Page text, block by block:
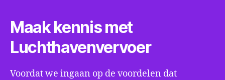
Maak kennis met
Luchthavenvervoer
Voordat we ingaan op de voordelen dat